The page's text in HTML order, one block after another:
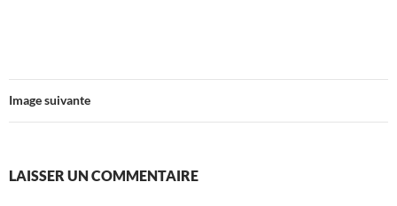
Image suivante
LAISSER UN COMMENTAIRE